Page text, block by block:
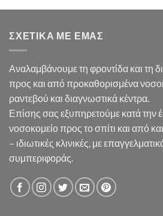
ΣΧΕΤΙΚΆ ΜΕ ΕΜΆΣ
Αναλαμβάνουμε τη φροντίδα και τη
προς και από προκαθορισμένα
ραντεβού και διαγνωστικά κέντρα.
Επίσης σας εξυπηρετούμε κατά την
νοσοκομείο προς το σπίτι και από
– ιδιωτικές κλινικές, με
συμπεριφοράς.